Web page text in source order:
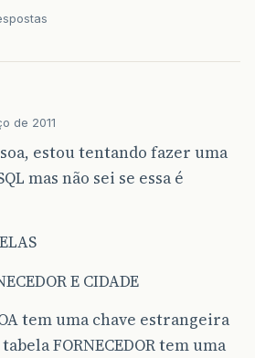
de 2011
estou tentando fazer uma
mas não sei se essa é
E CIDADE
tem uma chave estrangeira
FORNECEDOR tem uma